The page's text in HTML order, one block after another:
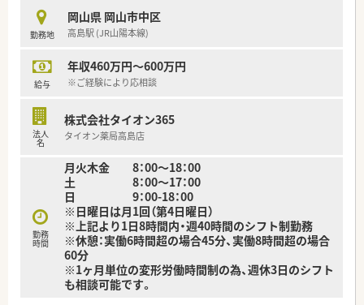
■近隣のクリニックから応需する処方箋に基づく調剤業務や、患
者様へのきめ細やかな服薬指導、薬歴管理を担当いただきます。
■OTC医薬品の販売や健康相談にも携わり、地域住民のセルフメ
■在庫管理システムや監査システムなどの最新設備を活用し、調
剤過誤を防止しながら安全で正確な業務遂行を目指していま
勤務地
岡山県 岡山市中区
高島駅 (JR山陽本線)
給与
年収460万円～600万円
※ご経験により応相談
法人
名
株式会社タイオン365
タイオン薬局高島店
勤務
時間
月火木金 8：00～18：00
土 8：00～17：00
日 9：00-18：00
※日曜日は月1回（第4日曜日）
※上記より1日8時間内・週40時間のシフト制勤務
※休憩：実働6時間超の場合45分、実働8時間超の場合
60分
※1ヶ月単位の変形労働時間制の為、週休3日のシフト
も相談可能です。